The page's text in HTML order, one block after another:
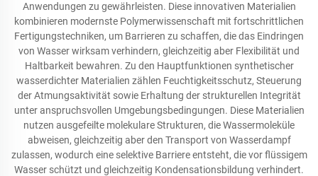
Anwendungen zu gewährleisten. Diese innovativen Materialien
kombinieren modernste Polymerwissenschaft mit fortschrittlichen
Fertigungstechniken, um Barrieren zu schaffen, die das Eindringen
von Wasser wirksam verhindern, gleichzeitig aber Flexibilität und
Haltbarkeit bewahren. Zu den Hauptfunktionen synthetischer
wasserdichter Materialien zählen Feuchtigkeitsschutz, Steuerung
der Atmungsaktivität sowie Erhaltung der strukturellen Integrität
unter anspruchsvollen Umgebungsbedingungen. Diese Materialien
nutzen ausgefeilte molekulare Strukturen, die Wassermoleküle
abweisen, gleichzeitig aber den Transport von Wasserdampf
zulassen, wodurch eine selektive Barriere entsteht, die vor flüssigem
Wasser schützt und gleichzeitig Kondensationsbildung verhindert.